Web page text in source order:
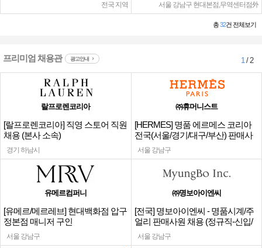
전국 지역 서울 강남구 현대본점,무역센터점外
총32건 전체보기
프리미엄 채용관 광고안내 1/ 2
랄프로렌코리아
[랄프로렌코리아] 직영 스토어 직원
채용 (본사 소속)
경기 하남시
㈜휴머니스트
[HERMES] 명품 에르메스 코리아
전국(서울/경기/대구/부산) 판매사
원
서울 강남구
유메르컴퍼니
[유메르/메르레브] 현대백화점 압구
정본점 매니저 구인
서울 강남구
㈜명보아이엔씨
[전국] 명보아이엔씨 - 명품시계/주
얼리 판매사원 채용 (정규직-신입/
경력)
서울 강남구